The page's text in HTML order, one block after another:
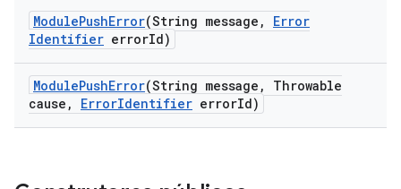
ModulePushError(String message ,
Error
Identifier errorId)
ModulePushError(String message ,
Throwable
cause , ErrorIdentifier errorId)